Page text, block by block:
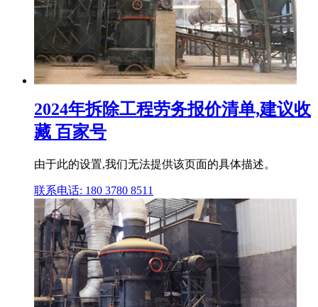
2024年拆除工程劳务报价清单,建议收
藏 百家号
由于此的设置,我们无法提供该页面的具体描述。
联系电话: 180 3780 8511